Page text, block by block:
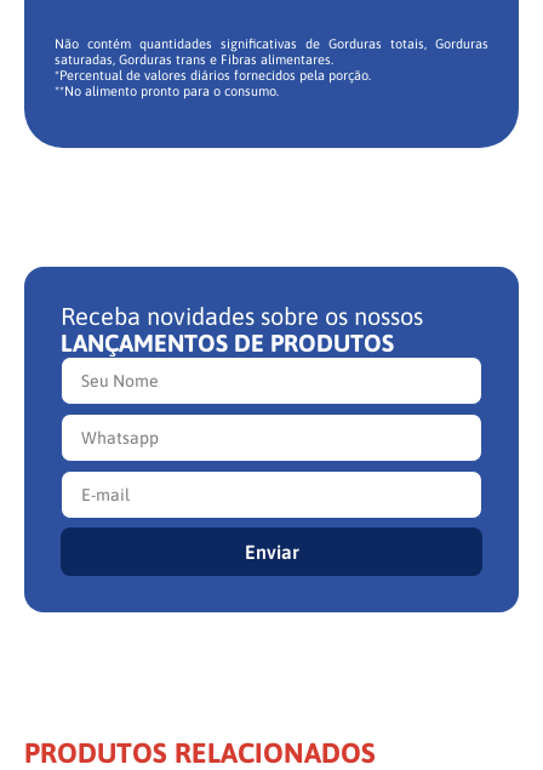
Não contém quantidades significativas de Gorduras totais, Gorduras
saturadas, Gorduras trans e Fibras alimentares.
*Percentual de valores diários fornecidos pela porção.
**No alimento pronto para o consumo.
Receba novidades sobre os nossos
LANÇAMENTOS DE PRODUTOS
Enviar
PRODUTOS RELACIONADOS